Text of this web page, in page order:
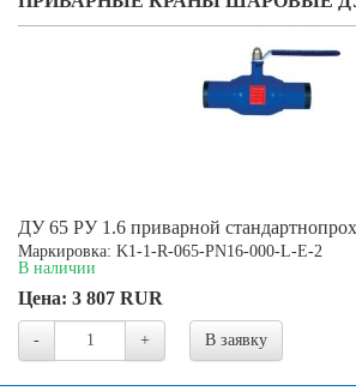
ДУ 65 РУ 1.6 приварной
Маркировка: K1-1-R-065-PN16-000-L-E-2
В наличии
Цена: 3 807 RUR
- + В заявку